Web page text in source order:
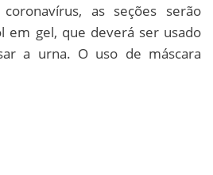
as seções serão
em gel, que deverá ser usado
a urna. O uso de máscara